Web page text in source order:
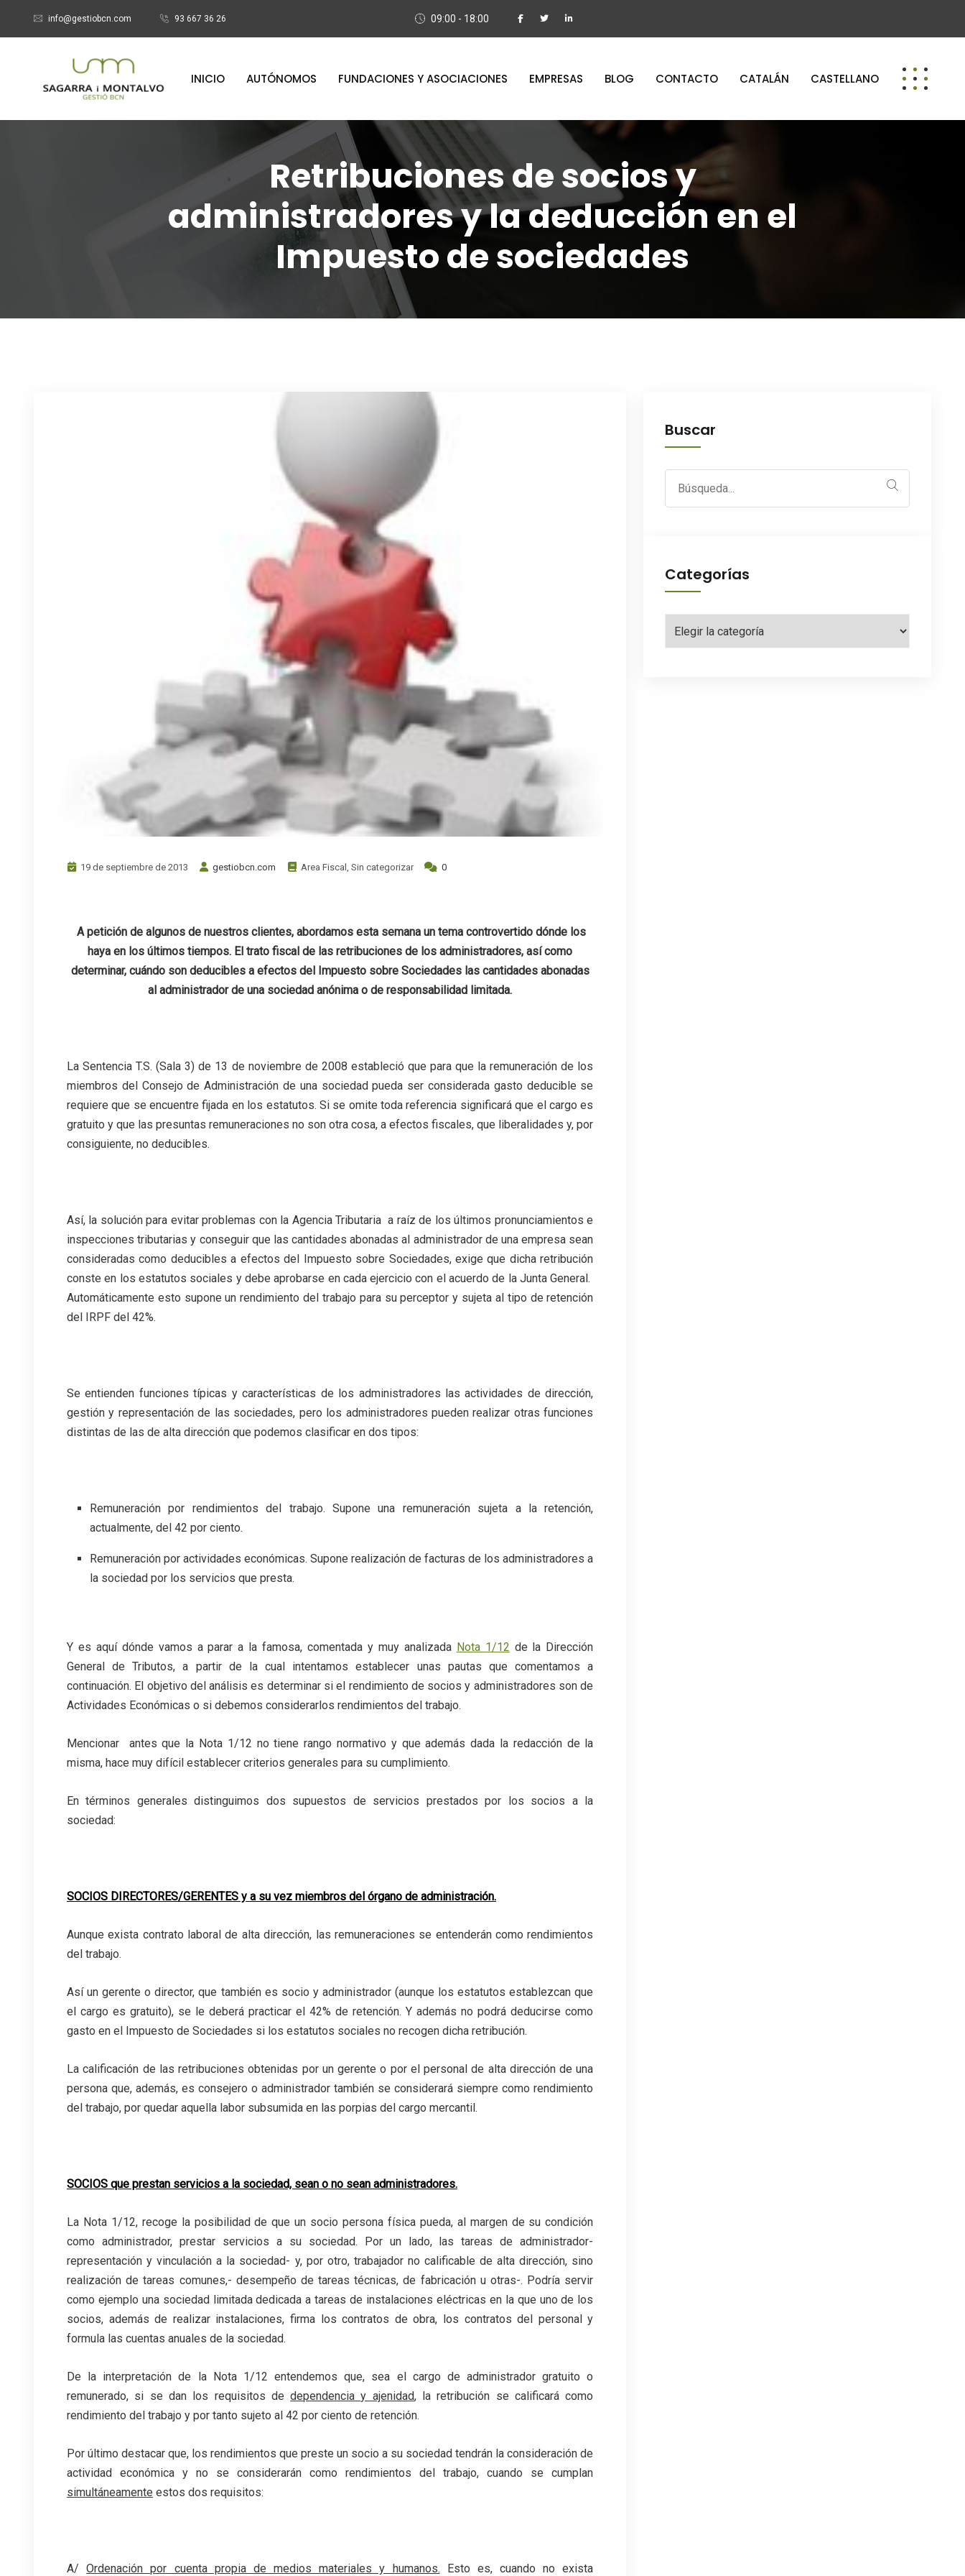
info@gestiobcn.com 93 667 36 26 09:00 - 18:00
INICIO AUTÓNOMOS FUNDACIONES Y ASOCIACIONES EMPRESAS BLOG CONTACTO CATALÁN CASTELLANO
Retribuciones de socios y
administradores y la deducción en el
Impuesto de sociedades
19 de septiembre de 2013 gestiobcn.com Area Fiscal Sin categorizar 0
A petición de algunos de nuestros clientes, abordamos esta semana un tema controvertido dónde los
haya en los últimos tiempos. El trato fiscal de las retribuciones de los administradores, así como
determinar, cuándo son deducibles a efectos del Impuesto sobre Sociedades las cantidades abonadas
al administrador de una sociedad anónima o de responsabilidad limitada.
La Sentencia T.S. (Sala 3) de 13 de noviembre de 2008 estableció que para que la remuneración de los
miembros del Consejo de Administración de una sociedad pueda ser considerada gasto deducible se
requiere que se encuentre fijada en los estatutos. Si se omite toda referencia significará que el cargo es
gratuito y que las presuntas remuneraciones no son otra cosa, a efectos fiscales, que liberalidades y, por
consiguiente, no deducibles.
Así, la solución para evitar problemas con la Agencia Tributaria a raíz de los últimos pronunciamientos e
inspecciones tributarias y conseguir que las cantidades abonadas al administrador de una empresa sean
consideradas como deducibles a efectos del Impuesto sobre Sociedades, exige que dicha retribución
conste en los estatutos sociales y debe aprobarse en cada ejercicio con el acuerdo de la Junta General.
Automáticamente esto supone un rendimiento del trabajo para su perceptor y sujeta al tipo de retención
del IRPF del 42%.
Se entienden funciones típicas y características de los administradores las actividades de dirección,
gestión y representación de las sociedades, pero los administradores pueden realizar otras funciones
distintas de las de alta dirección que podemos clasificar en dos tipos:
Remuneración por rendimientos del trabajo. Supone una remuneración sujeta a la retención,
actualmente, del 42 por ciento.
Remuneración por actividades económicas. Supone realización de facturas de los administradores a
la sociedad por los servicios que presta.
Y es aquí dónde vamos a parar a la famosa, comentada y muy analizada Nota 1/12 de la Dirección
General de Tributos, a partir de la cual intentamos establecer unas pautas que comentamos a
continuación. El objetivo del análisis es determinar si el rendimiento de socios y administradores son de
Actividades Económicas o si debemos considerarlos rendimientos del trabajo.
Mencionar antes que la Nota 1/12 no tiene rango normativo y que además dada la redacción de la
misma, hace muy difícil establecer criterios generales para su cumplimiento.
En términos generales distinguimos dos supuestos de servicios prestados por los socios a la
sociedad:
SOCIOS DIRECTORES/GERENTES y a su vez miembros del órgano de administración.
Aunque exista contrato laboral de alta dirección, las remuneraciones se entenderán como rendimientos
del trabajo.
Así un gerente o director, que también es socio y administrador (aunque los estatutos establezcan que
el cargo es gratuito), se le deberá practicar el 42% de retención. Y además no podrá deducirse como
gasto en el Impuesto de Sociedades si los estatutos sociales no recogen dicha retribución.
La calificación de las retribuciones obtenidas por un gerente o por el personal de alta dirección de una
persona que, además, es consejero o administrador también se considerará siempre como rendimiento
del trabajo, por quedar aquella labor subsumida en las porpias del cargo mercantil.
SOCIOS que prestan servicios a la sociedad, sean o no sean administradores.
La Nota 1/12, recoge la posibilidad de que un socio persona física pueda, al margen de su condición
como administrador, prestar servicios a su sociedad. Por un lado, las tareas de administrador-
representación y vinculación a la sociedad- y, por otro, trabajador no calificable de alta dirección, sino
realización de tareas comunes,- desempeño de tareas técnicas, de fabricación u otras-. Podría servir
como ejemplo una sociedad limitada dedicada a tareas de instalaciones eléctricas en la que uno de los
socios, además de realizar instalaciones, firma los contratos de obra, los contratos del personal y
formula las cuentas anuales de la sociedad.
De la interpretación de la Nota 1/12 entendemos que, sea el cargo de administrador gratuito o
remunerado, si se dan los requisitos dedependencia y ajenidad, la retribución se calificará como
rendimiento del trabajo y por tanto sujeto al 42 por ciento de retención.
Por último destacar que, los rendimientos que preste un socio a su sociedad tendrán la consideración de
actividad económica y no se considerarán como rendimientos del trabajo, cuando se cumplan
simultáneamente estos dos requisitos:
A/Ordenación por cuenta propia de medios materiales y humanos. Esto es, cuando no exista
Buscar
Categorías